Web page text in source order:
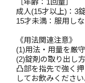
［年齢：1回量］
成人(15才以上)：3錠
15才未満：服用し
《用法関連注意》
(1)用法・用量を厳
(2)錠剤の取り出し
凸部を指先で強く
してお飲みくださ